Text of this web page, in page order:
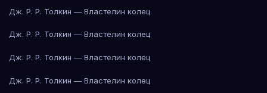
Дж. Р. Р. Толкин — Властелин колец
Дж. Р. Р. Толкин — Властелин колец
Дж. Р. Р. Толкин — Властелин колец
Дж. Р. Р. Толкин — Властелин колец